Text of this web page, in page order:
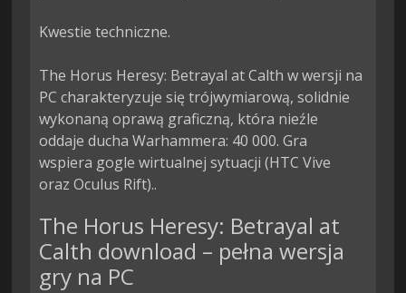
Kwestie techniczne.
The Horus Heresy: Betrayal at Calth w wersji na
PC charakteryzuje się trójwymiarową, solidnie
wykonaną oprawą graficzną, która nieźle
oddaje ducha Warhammera: 40 000. Gra
wspiera gogle wirtualnej sytuacji (HTC Vive
oraz Oculus Rift)..
The Horus Heresy: Betrayal at
Calth download – pełna wersja
gry na PC